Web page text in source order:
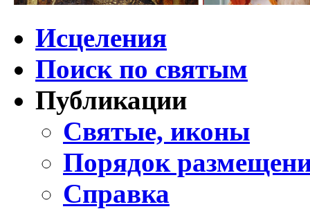
Исцеления
Поиск по святым
Публикации
Святые, иконы
Порядок
Справка